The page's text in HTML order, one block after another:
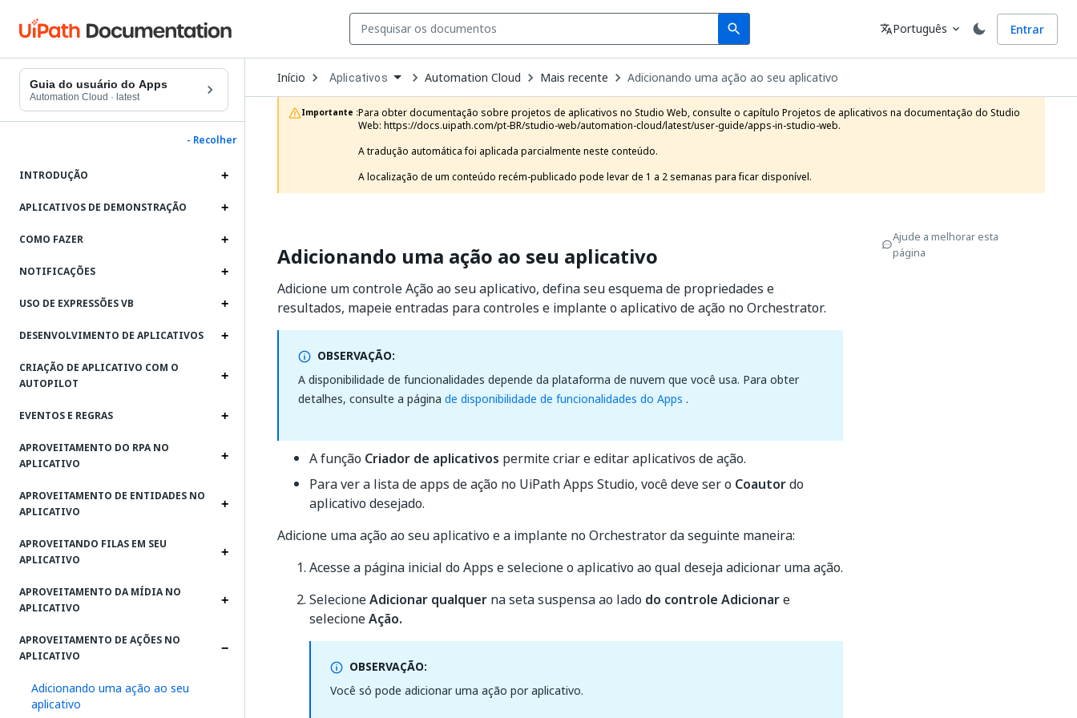
search
Search Idioma
translatePortuguês expand_more Entrar
Guia do usuário do Apps
Automation Cloud · latest
- Recolher
INTRODUÇÃO
APLICATIVOS DE DEMONSTRAÇÃO
COMO FAZER
NOTIFICAÇÕES
USO DE EXPRESSÕES VB
DESENVOLVIMENTO DE APLICATIVOS
CRIAÇÃO DE APLICATIVO COM O
AUTOPILOT
EVENTOS E REGRAS
APROVEITAMENTO DO RPA NO
APLICATIVO
APROVEITAMENTO DE ENTIDADES NO
APLICATIVO
APROVEITANDO FILAS EM SEU
APLICATIVO
APROVEITAMENTO DA MÍDIA NO
APLICATIVO
APROVEITAMENTO DE AÇÕES NO
APLICATIVO
Adicionando uma ação ao seu
aplicativo
Início Open
Dropdown
to
choose
product
Aplicativos Automation Cloud Mais recente Adicionando uma ação ao seu aplicativo
Importante :Para obter documentação sobre projetos de aplicativos no Studio Web, consulte o capítulo Projetos de aplicativos na documentação do Studio
Web: https://docs.uipath.com/pt-BR/studio-web/automation-cloud/latest/user-guide/apps-in-studio-web.
A tradução automática foi aplicada parcialmente neste conteúdo.
A localização de um conteúdo recém-publicado pode levar de 1 a 2 semanas para ficar disponível.
Adicionando uma ação ao seu aplicativo
Adicione um controle Ação ao seu aplicativo, defina seu esquema de propriedades e
resultados, mapeie entradas para controles e implante o aplicativo de ação no Orchestrator.
OBSERVAÇÃO:
A disponibilidade de funcionalidades depende da plataforma de nuvem que você usa. Para obter
detalhes, consulte a página de disponibilidade de funcionalidades do Apps .
A função Criador de aplicativos permite criar e editar aplicativos de ação.
Para ver a lista de apps de ação no UiPath Apps Studio, você deve ser o Coautordo
aplicativo desejado.
Adicione uma ação ao seu aplicativo e a implante no Orchestrator da seguinte maneira:
Acesse a página inicial do Apps e selecione o aplicativo ao qual deseja adicionar uma ação.
SelecioneAdicionar qualquer na seta suspensa ao lado do controle Adicionare
selecioneAção.
OBSERVAÇÃO:
Você só pode adicionar uma ação por aplicativo.
Ajude a melhorar esta
página